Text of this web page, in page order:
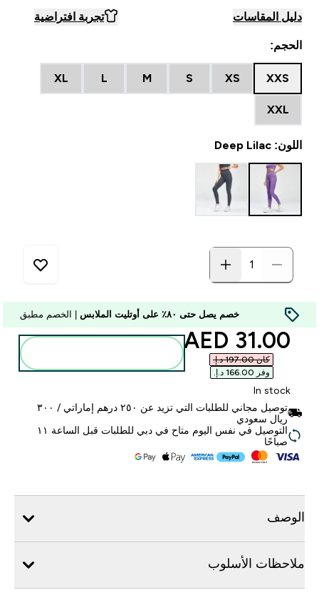
دليل المقاسات تجربة افتراضية
الحجم:
XXS
XS
S
M
L
XL
XXL
اللون: Deep Lilac
خصم يصل حتى ٨٠٪ على أوتليت الملابس | الخصم مطبق
discounted price
31.00 AED‎
كان ‏197.00 د.إ.‏‎
وفر ‏166.00 د.إ.‏‎
In stock
توصيل مجاني للطلبات التي تزيد عن ٢٥٠ درهم إماراتي / ٣٠٠
ريال سعودي
التوصيل في نفس اليوم متاح في دبي للطلبات قبل الساعة ١١
صباحًا
الوصف
ملاحظات الأسلوب